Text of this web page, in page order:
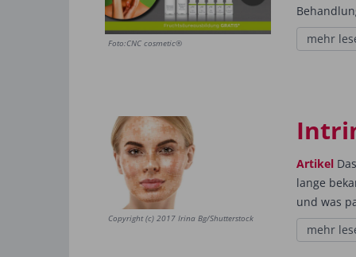
Foto:CNC cosmetic®
mehr
Copyright (c) 2017 Irina Bg/Shutterstock
Artikel
lange
und was
mehr